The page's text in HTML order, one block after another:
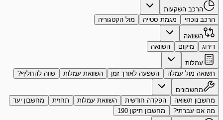
הרכב השקעות
הרכב נוכחי
מגמת סטייה מול הקטגוריה
השוואה
דירוג
מיקום השוואה
עמלות
תשואה מול עמלה
השפעה לאורך זמן השוואת עמלות שווה להחליף?
מחשבונים
מחשבון תשואה
הפקדה חודשית השוואת עמלות תחזית
מחשבון יעד
מה אם עברתי?
מחשבון תיקון 190